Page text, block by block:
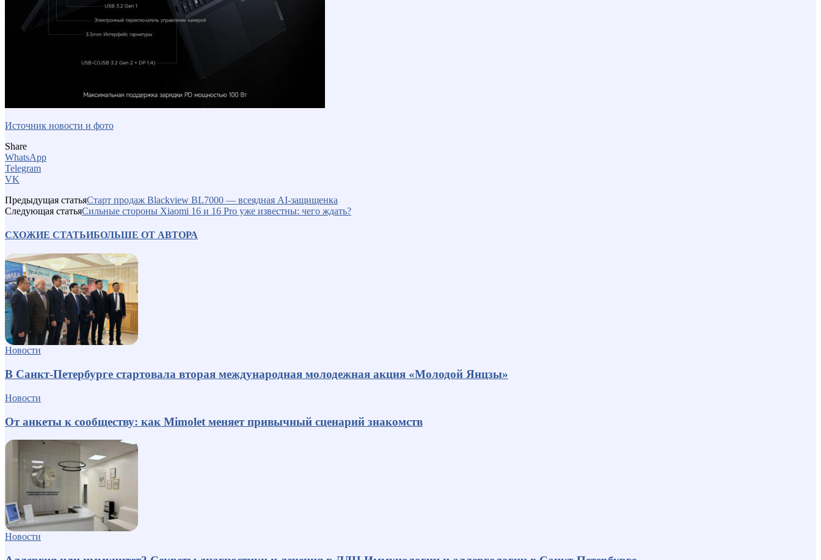
Источник новости и фото
Share
WhatsApp
Telegram
VK
Предыдущая статьяСтарт продаж Blackview BL7000 — всеядная AI-защищенка
Следующая статьяСильные стороны Xiaomi 16 и 16 Pro уже известны: чего ждать?
СХОЖИЕ СТАТЬИБОЛЬШЕ ОТ АВТОРА
Новости
В Санкт-Петербурге стартовала вторая международная молодежная акция «Молодой Янцзы»
Новости
От анкеты к сообществу: как Mimolet меняет привычный сценарий знакомств
Новости